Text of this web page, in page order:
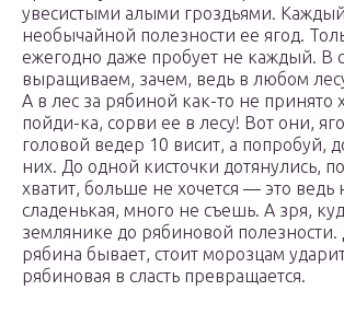
увесистыми алыми гроздьями.
необычайной полезности ее ягод.
ежегодно даже пробует не каждый. В
выращиваем, зачем, ведь в любом
А в лес за рябиной как-то не принято
пойди-ка, сорви ее в лесу! Вот они,
головой ведер 10 висит, а попробуй,
них. До одной кисточки дотянулись,
хватит, больше не хочется — это ведь
сладенькая, много не съешь. А зря,
землянике до рябиновой полезности.
рябина бывает, стоит морозцам
рябиновая в сласть превращается.